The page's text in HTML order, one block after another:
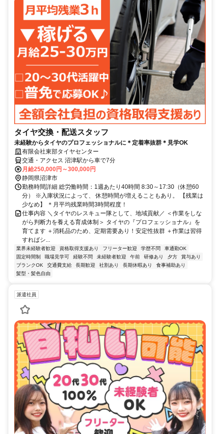
タイヤ交換・配送スタッフ
未経験からタイヤのプロフェッショナルに＊定着率抜群＊見学OK
有限会社東部タイヤセンター
交通・アクセス 沼津駅から車で7分
月給250,000円～300,000円
静岡県沼津市
勤務時間詳細 総労働時間：1週あたり40時間 8:30～17:30（休憩60
分） ※入庫状況によって、 休憩時間が増えることもあり。 【残業は
少なめ】 ＊月平均残業時間3時間程度！
仕事内容 ＼タイヤのレスキュー隊として、地域貢献／ ＜作業をしな
がら判断力を養える育成体制＞ タイヤの『プロフェッショナル』を
育てます ＋消耗品のため、定期需要あり！安定性抜群 ＋作業は習得
すればシ...
業界未経験者歓迎 資格取得支援あり フリーター歓迎 学歴不問
車通勤OK
固定時間制
職場見学可 経験不問 未経験者歓迎 午前 研修あり 夕方
賞与あり
ブランクOK
交通費支給 長期歓迎 社割あり 長期休暇あり
食事補助あり
髪型・髪色自由
派遣社員